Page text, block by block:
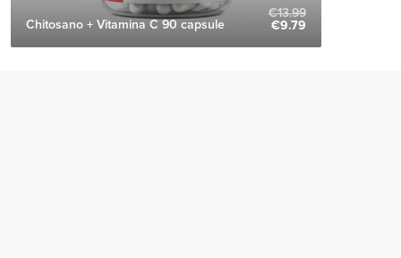
Chitosano + Vitamina C 90 capsule
€13.99
€9.79